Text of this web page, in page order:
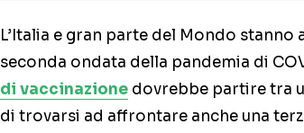
L’Italia e gran parte del Mondo
seconda ondata della pandemia di
di vaccinazione dovrebbe partire tra
di trovarsi ad affrontare anche una